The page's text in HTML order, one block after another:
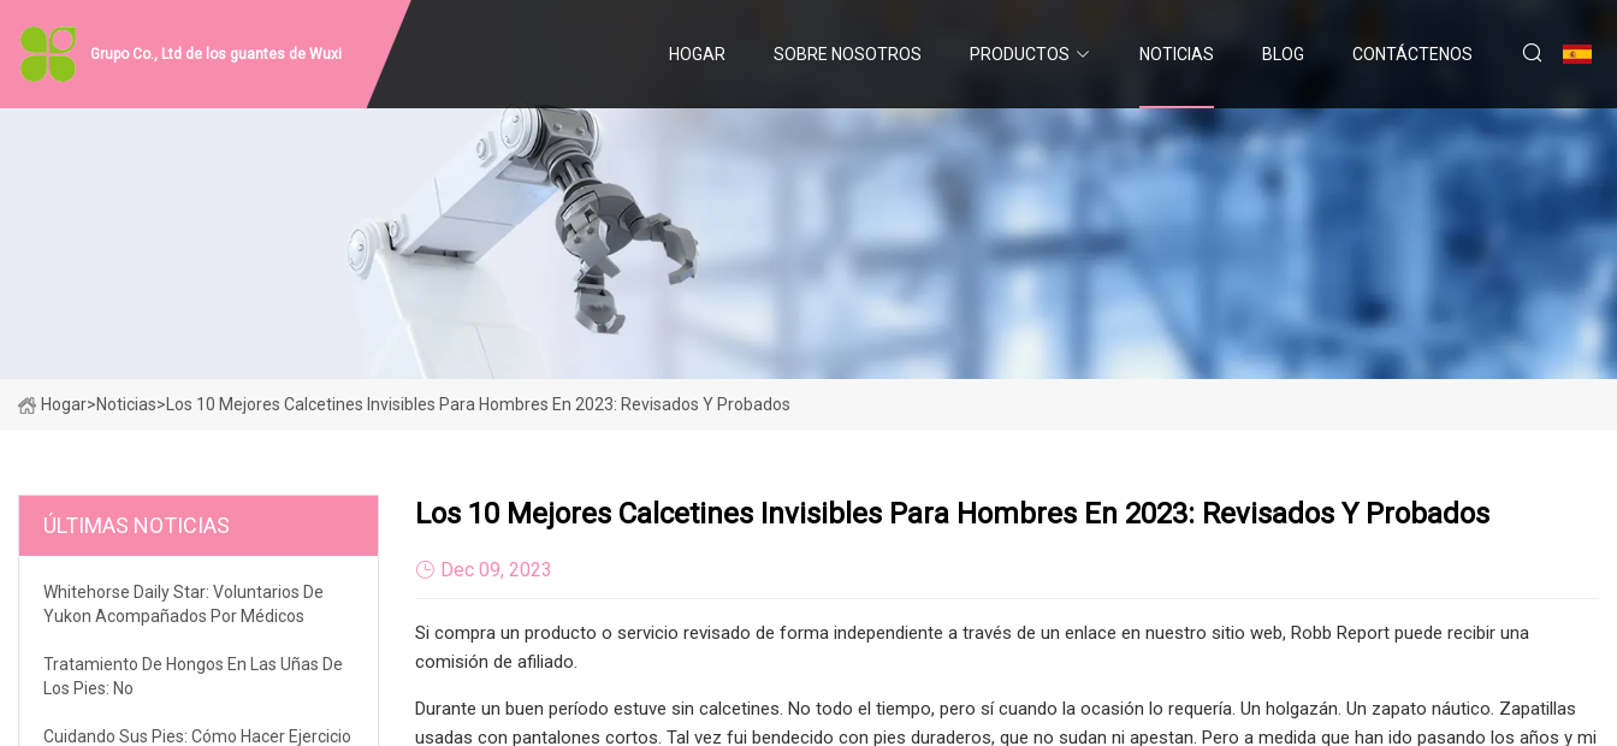
Grupo Co., Ltd de los guantes de Wuxi HOGAR SOBRE NOSOTROS PRODUCTOS NOTICIAS BLOG CONTÁCTENOS
Hogar>Noticias> Los 10 Mejores Calcetines Invisibles Para Hombres En 2023: Revisados ​​y Probados
ÚLTIMAS NOTICIAS
Whitehorse Daily Star: Voluntarios De
Yukon Acompañados Por Médicos
Tratamiento De Hongos En Las Uñas De
Los Pies: No
Cuidando Sus Pies: Cómo Hacer Ejercicio
Los 10 Mejores Calcetines Invisibles Para Hombres En 2023: Revisados ​​y Probados
Dec 09, 2023
Si compra un producto o servicio revisado de forma independiente a través de un enlace en nuestro sitio web, Robb Report puede recibir una
comisión de afiliado.
Durante un buen período estuve sin calcetines. No todo el tiempo, pero sí cuando la ocasión lo requería. Un holgazán. Un zapato náutico. Zapatillas
usadas con pantalones cortos. Tal vez fui bendecido con pies duraderos, que no sudan ni apestan. Pero a medida que han ido pasando los años y mi